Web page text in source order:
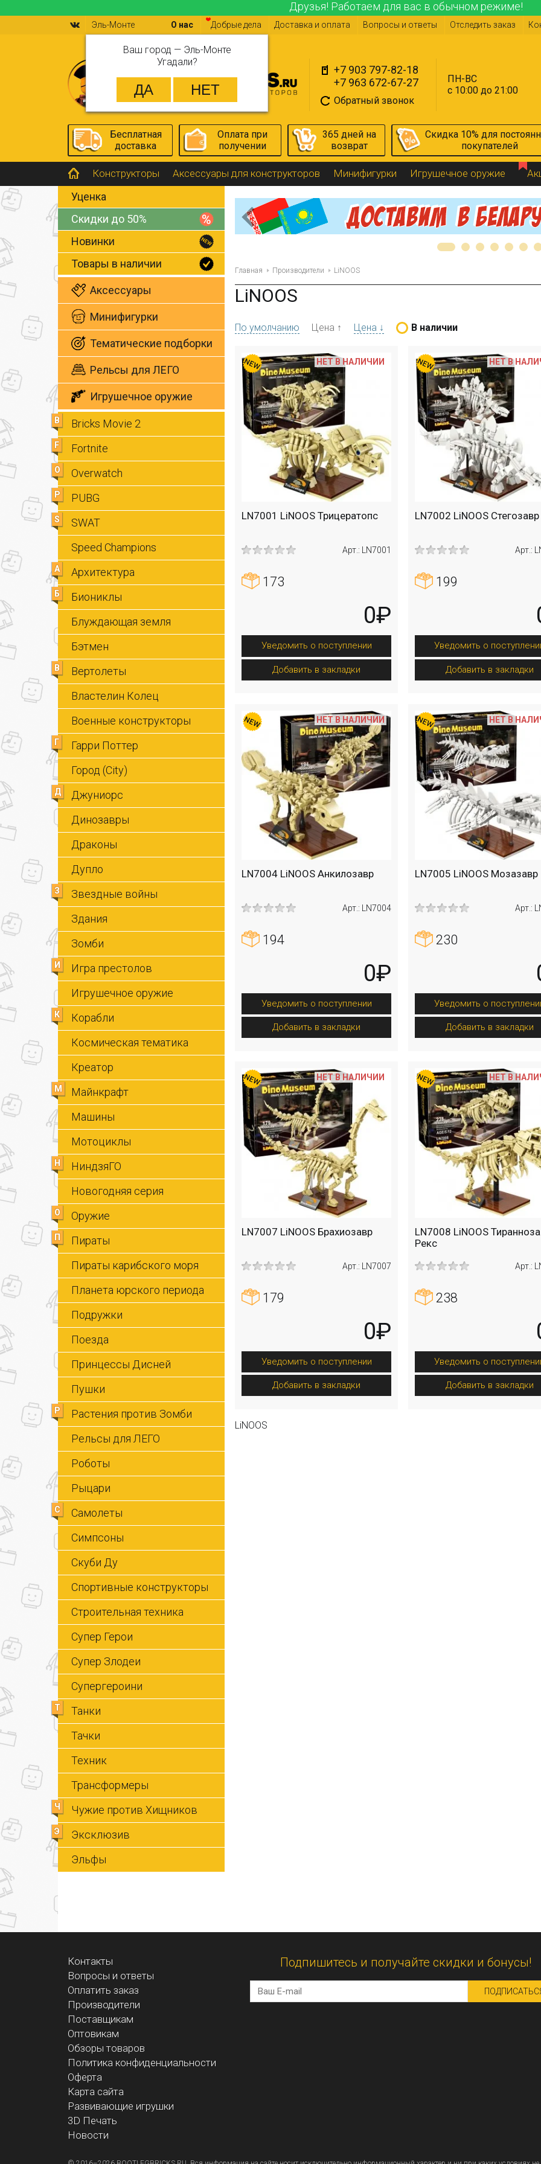
Друзья! Работаем для вас в обычном режиме!
Эль-Монте
Ваш город — Эль-Монте
Угадали?
О нас Добрые дела Доставка и оплата Вопросы и ответы Отследить заказ
+7 903 797-82-18
+7 963 672-67-27
Обратный звонок
ПН-ВС
с 10:00 до 21:00
Бесплатная
доставка
Оплата при
получении
365 дней на
возврат
Скидка 10% для
покупателей
Конструкторы Аксессуары для конструкторов Минифигурки Игрушечное оружие
Уценка
Скидки до 50%
Новинки
Товары в наличии
Аксессуары
Минифигурки
Тематические подборки
Рельсы для ЛЕГО
Игрушечное оружие
B Bricks Movie 2
F Fortnite
O Overwatch
P PUBG
S
SWAT
Speed Champions
А Архитектура
Б
Биониклы
Блуждающая земля
Бэтмен
В
Вертолеты
Властелин Колец
Военные конструкторы
Г
Гарри Поттер
Город (City)
Д
Джуниорс
Динозавры
Драконы
Дупло
З
Звездные войны
Здания
Зомби
И
Игра престолов
Игрушечное оружие
К
Корабли
Космическая тематика
Креатор
М
Майнкрафт
Машины
Мотоциклы
Н
НиндзяГО
Новогодняя серия
О Оружие
П
Пираты
Пираты карибского моря
Планета юрского периода
Подружки
Поезда
Принцессы Дисней
Пушки
Р
Растения против Зомби
Рельсы для ЛЕГО
Роботы
Рыцари
С
Самолеты
Симпсоны
Скуби Ду
Спортивные конструкторы
Строительная техника
Супер Герои
Супер Злодеи
Супергероини
Т
Танки
Тачки
Техник
Трансформеры
Ч Чужие против Хищников
Э
Эксклюзив
Эльфы
Главная Производители LiNOOS
LiNOOS
По умолчанию Цена ↑ Цена ↓ В наличии
LN7001 LiNOOS Трицератопс
Арт.: LN7001
173
0₽
Уведомить о поступлении
Добавить в закладки
НЕТ В НАЛИЧИИ
LN7002 LiNOOS Стегозавр
Арт.:
199
Уведомить о
Добавить в закладки
НЕТ В
LN7004 LiNOOS Анкилозавр
Арт.: LN7004
194
0₽
Уведомить о поступлении
Добавить в закладки
НЕТ В НАЛИЧИИ
LN7005 LiNOOS Мозазавр
Арт.:
230
Уведомить о
Добавить в закладки
НЕТ В
LN7007 LiNOOS Брахиозавр
Арт.: LN7007
179
0₽
Уведомить о поступлении
Добавить в закладки
НЕТ В НАЛИЧИИ
LN7008 LiNOOS
Рекс
Арт.:
238
Уведомить о
Добавить в закладки
НЕТ В
LiNOOS
Контакты
Вопросы и ответы
Оплатить заказ
Производители
Поставщикам
Оптовикам
Обзоры товаров
Политика конфиденциальности
Оферта
Карта сайта
Развивающие игрушки
3D Печать
Новости
Подпишитесь и получайте скидки и бонусы!